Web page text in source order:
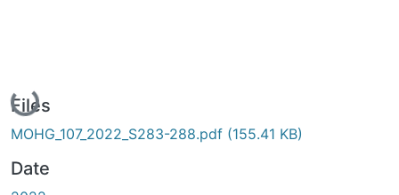
Loading...
Files
MOHG_107_2022_S283-288.pdf (155.41 KB)
Date